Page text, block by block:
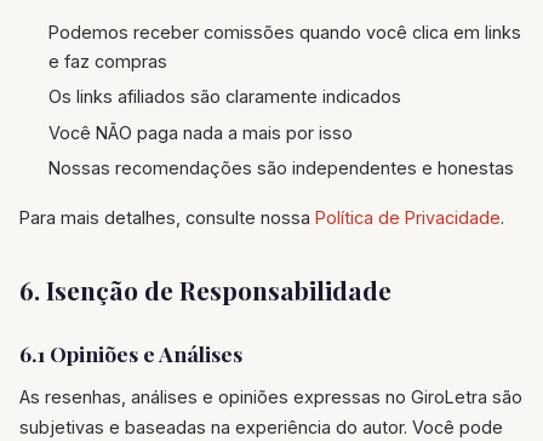
Podemos receber comissões quando você clica em links
e faz compras
Os links afiliados são claramente indicados
Você NÃO paga nada a mais por isso
Nossas recomendações são independentes e honestas
Para mais detalhes, consulte nossa Política de Privacidade.
6. Isenção de Responsabilidade
6.1 Opiniões e Análises
As resenhas, análises e opiniões expressas no GiroLetra são
subjetivas e baseadas na experiência do autor. Você pode